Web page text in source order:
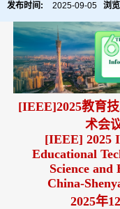
发布时间:
2025-09-05 浏
[IEEE]2025教育
术会
[IEEE] 2025
Educational
Science
China-
2025年